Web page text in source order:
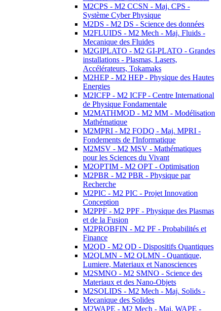
M2CPS - M2 CCSN - Maj. CPS -
Système Cyber Physique
M2DS - M2 DS - Science des données
M2FLUIDS - M2 Mech - Maj. Fluids -
Mecanique des Fluides
M2GIPLATO - M2 GI-PLATO - Grandes
installations - Plasmas, Lasers,
Accélérateurs, Tokamaks
M2HEP - M2 HEP - Physique des Hautes
Energies
M2ICFP - M2 ICFP - Centre International
de Physique Fondamentale
M2MATHMOD - M2 MM - Modélisation
Mathématique
M2MPRI - M2 FODQ - Maj. MPRI -
Fondements de l'Informatique
M2MSV - M2 MSV - Mathématiques
pour les Sciences du Vivant
M2OPTIM - M2 OPT - Optimisation
M2PBR - M2 PBR - Physique par
Recherche
M2PIC - M2 PIC - Projet Innovation
Conception
M2PPF - M2 PPF - Physique des Plasmas
et de la Fusion
M2PROBFIN - M2 PF - Probabilités et
Finance
M2QD - M2 QD - Dispositifs Quantiques
M2QLMN - M2 QLMN - Quantique,
Lumiere, Materiaux et Nanosciences
M2SMNO - M2 SMNO - Science des
Materiaux et des Nano-Objets
M2SOLIDS - M2 Mech - Maj. Solids -
Mecanique des Solides
M2WAPE - M2 Mech - Maj. WAPE -